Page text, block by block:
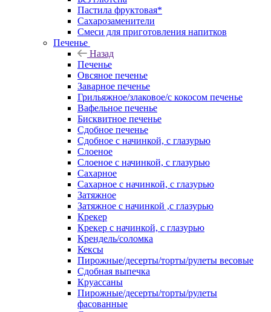
Пастила фруктовая*
Сахарозаменители
Смеси для приготовления напитков
Печенье
Назад
Печенье
Овсяное печенье
Заварное печенье
Грильяжное/злаковое/с кокосом печенье
Вафельное печенье
Бисквитное печенье
Сдобное печенье
Сдобное с начинкой, с глазурью
Слоеное
Слоеное с начинкой, с глазурью
Сахарное
Сахарное с начинкой, с глазурью
Затяжное
Затяжное с начинкой ,с глазурью
Крекер
Крекер с начинкой, с глазурью
Крендель/соломка
Кексы
Пирожные/десерты/торты/рулеты весовые
Сдобная выпечка
Круассаны
Пирожные/десерты/торты/рулеты
фасованные